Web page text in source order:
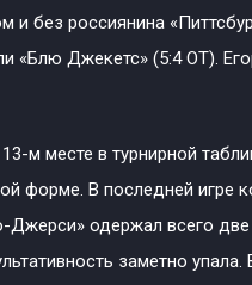
и без россиянина
«Блю Джекетс» (5:4 ОТ).
м месте в турнирной
форме. В последней игре
Джерси» одержал всего
заметно